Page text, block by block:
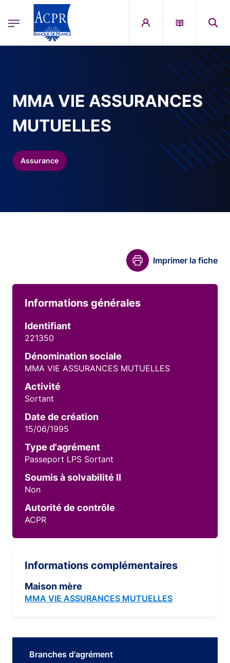
ACPR Menu Principal (French)
MMA VIE ASSURANCES
MUTUELLES
Assurance
Imprimer la fiche
Informations générales
Identifiant
221350
Dénomination sociale
MMA VIE ASSURANCES MUTUELLES
Activité
Sortant
Date de création
15/06/1995
Type d'agrément
Passeport LPS Sortant
Soumis à solvabilité II
Non
Autorité de contrôle
ACPR
Informations complémentaires
Maison mère
MMA VIE ASSURANCES MUTUELLES
Branches d'agrément